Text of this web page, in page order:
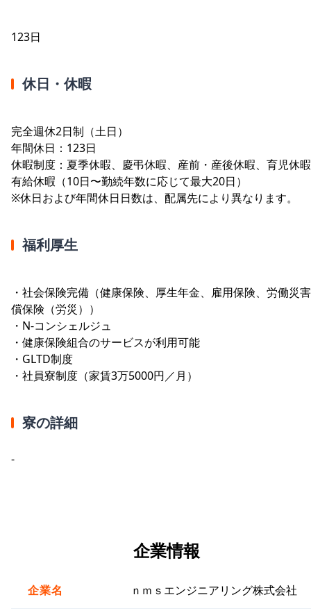
123日
休日・休暇
完全週休2日制（土日）
年間休日：123日
休暇制度：夏季休暇、慶弔休暇、産前・産後休暇、育児休
有給休暇（10日〜勤続年数に応じて最大20日）
※休日および年間休日日数は、配属先により異なります。
福利厚生
・社会保険完備（健康保険、厚生年金、雇用保険、労働災
償保険（労災））
・N-コンシェルジュ
・健康保険組合のサービスが利用可能
・GLTD制度
・社員寮制度（家賃3万5000円／月）
寮の詳細
-
企業情報
企業名 ｎｍｓエンジニアリング株式会社